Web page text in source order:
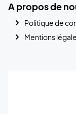
A propos de
Politique de
Mentions